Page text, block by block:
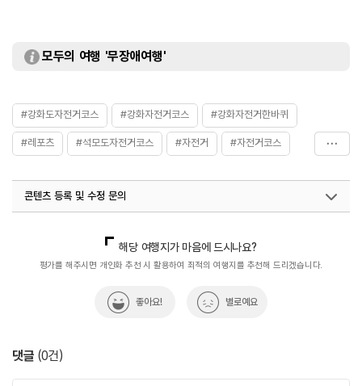
모두의 여행 '무장애여행'
#강화도자전거코스 #강화자전거코스 #강화자전거한바퀴
#레포츠 #석모도자전거코스 #자전거 #자전거코스
콘텐츠 등록 및 수정 문의
해당 여행지가 마음에 드시나요?
평가를 해주시면 개인화 추천 시 활용하여 최적의 여행지를 추천해 드리겠습니다.
좋아요! 별로예요
댓글 (0건)